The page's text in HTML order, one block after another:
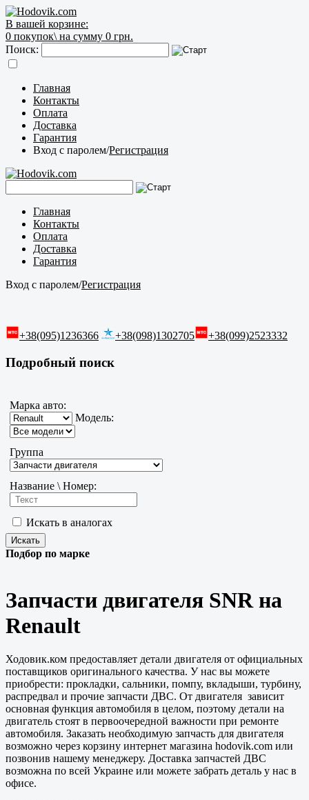
В вашей корзине:
0 покупок\ на сумму 0 грн.
Поиск:
Главная
Контакты
Оплата
Доставка
Гарантия
Вход с паролем/Регистрация
Главная
Контакты
Оплата
Доставка
Гарантия
Вход с паролем/Регистрация
+38(095)1236366 +38(098)1302705 +38(099)2523332
Подробный поиск
Марка авто:
Модель:
Группа
Название \ Номер:
Искать в аналогах
Подбор по марке
Запчасти двигателя SNR на
Renault
Ходовик.ком предоставляет детали двигателя от официальных
поставщиков оригинального качества. У нас вы можете
приобрести: прокладки, сальники, помпу, вкладыши, турбину,
распредвал и прочие запчасти ДВС. От двигателя зависит
основная функция автомобиля в целом, поэтому детали на
двигатель стоят в первоочередной важности при ремонте
автомобиля. Заказать необходимую запчасть для двигателя
возможно через корзину интернет магазина hodovik.com или
позвонив нашему менеджеру. Доставка запчастей ДВС
возможна по всей Украине или можете забрать деталь у нас в
офисе.